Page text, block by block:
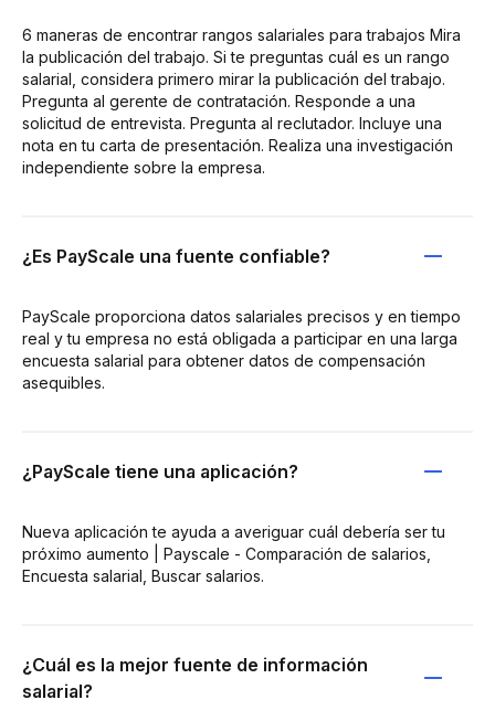
6 maneras de encontrar rangos salariales para trabajos Mira
la publicación del trabajo. Si te preguntas cuál es un rango
salarial, considera primero mirar la publicación del trabajo.
Pregunta al gerente de contratación. Responde a una
solicitud de entrevista. Pregunta al reclutador. Incluye una
nota en tu carta de presentación. Realiza una investigación
independiente sobre la empresa.
¿Es PayScale una fuente confiable?
PayScale proporciona datos salariales precisos y en tiempo
real y tu empresa no está obligada a participar en una larga
encuesta salarial para obtener datos de compensación
asequibles.
¿PayScale tiene una aplicación?
Nueva aplicación te ayuda a averiguar cuál debería ser tu
próximo aumento | Payscale - Comparación de salarios,
Encuesta salarial, Buscar salarios.
¿Cuál es la mejor fuente de información
salarial?